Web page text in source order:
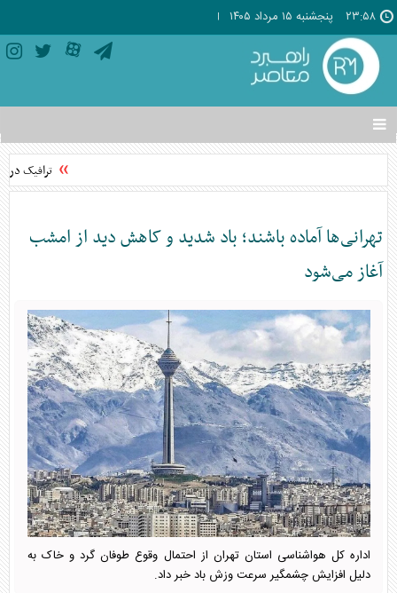
۲۳:۵۸ پنجشنبه ۱۵ مرداد ۱۴۰۵
تغییر
وضعیت
منوی
ها
ترافیک در
تهرانی‌ها آماده باشند؛ باد شدید و کاهش دید از امشب
آغاز می‌شود
اداره کل هواشناسی استان تهران از احتمال وقوع طوفان گرد و خاک به
دلیل افزایش چشمگیر سرعت وزش باد خبر داد.